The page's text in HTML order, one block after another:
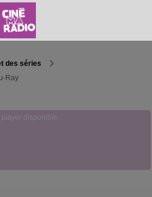
des séries
Ray
player disponible